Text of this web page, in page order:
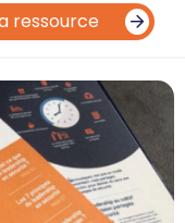
ressource